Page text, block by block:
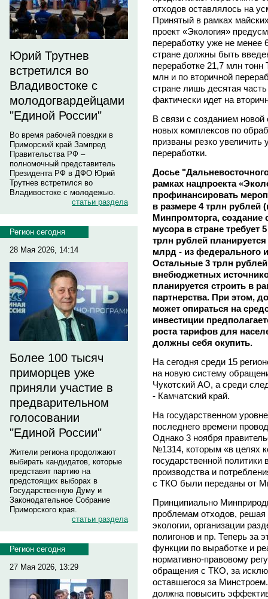
Юрий Трутнев
встретился во
Владивостоке с
молодогвардейцами
"Единой России"
Во время рабочей поездки в
Приморский край Зампред
Правительства РФ –
полномочный представитель
Президента РФ в ДФО Юрий
Трутнев встретился во
Владивостоке с молодежью.
статьи раздела
Регион сегодня
28 Мая 2026, 14:14
Более 100 тысяч
приморцев уже
приняли участие в
предварительном
голосовании
"Единой России"
Жители региона продолжают
выбирать кандидатов, которые
представят партию на
предстоящих выборах в
Государственную Думу и
Законодательное Собрание
Приморского края.
статьи раздела
Регион сегодня
27 Мая 2026, 13:29
отходов оставлялось на
Принятый в рамках
проект «Экология»
переработку уже не менее
стране должны быть
переработке 21,7 млн
млн и по вторичной
стране лишь десятая
фактически идет на
В связи с созданием новой
новых комплексов по
призваны резко увеличить
переработки.
Досье
рамках нацпроекта
профинансировать
в размере 4 трлн рублей
Минпромторга, создание
мусора в стране требует
трлн рублей
млрд - из федерального
Остальные 3 трлн
внебюджетных
планируется строить в
партнерства. При этом,
может опираться на
инвестиции
роста тарифов для
должны себя окупить.
На сегодня среди 15
на новую систему
Чукотский АО, а среди
- Камчатский край.
На государственном
последнего времени
Однако 3 ноября
№1314, которым «в целях
государственной
производства и
с ТКО были переданы от
Принципиально
проблемам отходов,
экологии, организации
полигонов и пр. Теперь за
функции по выработке и
нормативно-правовому
обращения с ТКО, за
оставшегося за
должна повысить